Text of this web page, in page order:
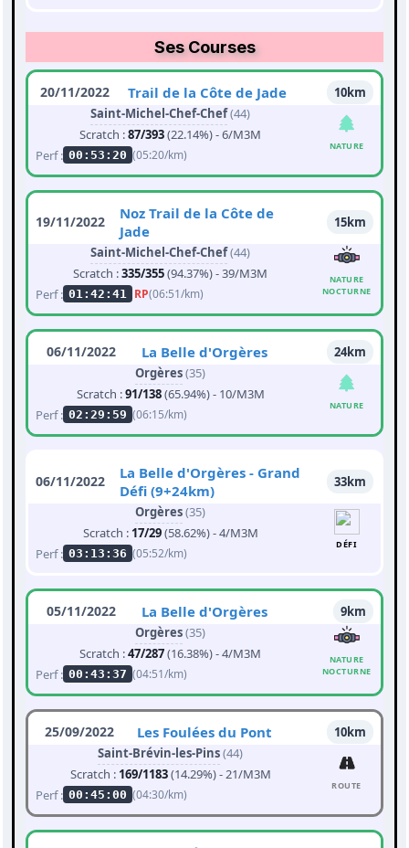
Ses Courses
20/11/2022 Trail de la Côte de Jade
10km
Saint-Michel-Chef-Chef(44)
Scratch :87/393(22.14%) - 6/M3M
Perf : 00:53:20 (05:20/km)
NATURE
19/11/2022
Noz Trail de la Côte de
Jade
15km
Saint-Michel-Chef-Chef(44)
Scratch :335/355(94.37%) - 39/M3M
Perf : 01:42:41 RP(06:51/km)
NATURE
NOCTURNE
06/11/2022 La Belle d'Orgères
24km
Orgères(35)
Scratch :91/138(65.94%) - 10/M3M
Perf : 02:29:59 (06:15/km)
NATURE
06/11/2022
La Belle d'Orgères - Grand
Défi (9+24km)
33km
Orgères(35)
Scratch : 17/29(58.62%) - 4/M3M
Perf : 03:13:36 (05:52/km)
DÉFI
05/11/2022 La Belle d'Orgères
9km
Orgères(35)
Scratch :47/287(16.38%) - 4/M3M
Perf : 00:43:37 (04:51/km)
NATURE
NOCTURNE
25/09/2022 Les Foulées du Pont
10km
Saint-Brévin-les-Pins(44)
Scratch : 169/1183(14.29%) - 21/M3M
Perf : 00:45:00 (04:30/km)
ROUTE